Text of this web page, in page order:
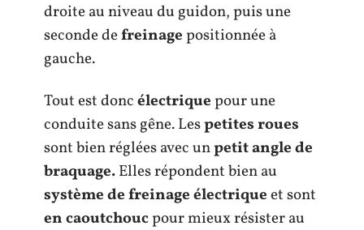
droite au niveau du guidon, puis une
seconde defreinagepositionnée à
gauche.
Tout est doncélectriquepour une
conduite sans gêne. Lespetites roues
sont bien réglées avec unpetit angle de
braquage.Elles répondent bien au
système de freinage électriqueet sont
en caoutchoucpour mieux résister au